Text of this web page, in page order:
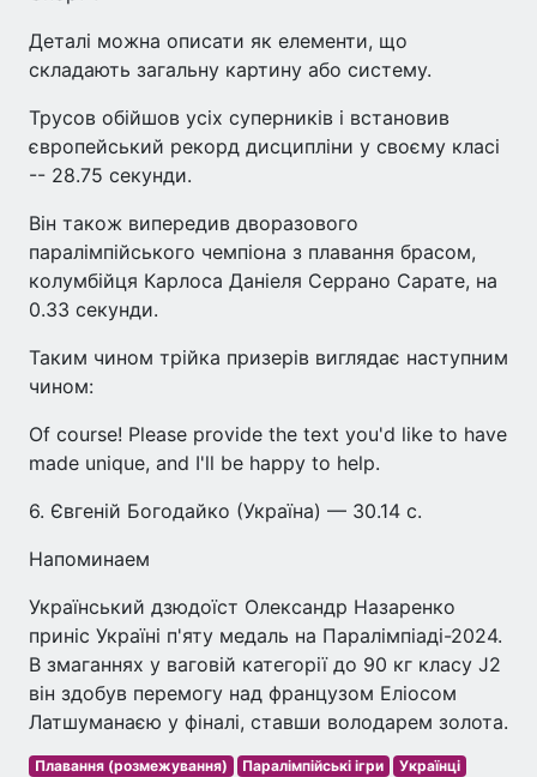
Деталі можна описати як елементи, що
складають загальну картину або систему.
Трусов обійшов усіх суперників і встановив
європейський рекорд дисципліни у своєму класі
-- 28.75 секунди.
Він також випередив дворазового
паралімпійського чемпіона з плавання брасом,
колумбійця Карлоса Даніеля Серрано Сарате, на
0.33 секунди.
Таким чином трійка призерів виглядає наступним
чином:
Of course! Please provide the text you'd like to have
made unique, and I'll be happy to help.
6. Євгеній Богодайко (Україна) — 30.14 с.
Напоминаем
Український дзюдоїст Олександр Назаренко
приніс Україні п'яту медаль на Паралімпіаді-2024.
В змаганнях у ваговій категорії до 90 кг класу J2
він здобув перемогу над французом Еліосом
Латшуманаєю у фіналі, ставши володарем золота.
Плавання (розмежування) Паралімпійські ігри
Українці